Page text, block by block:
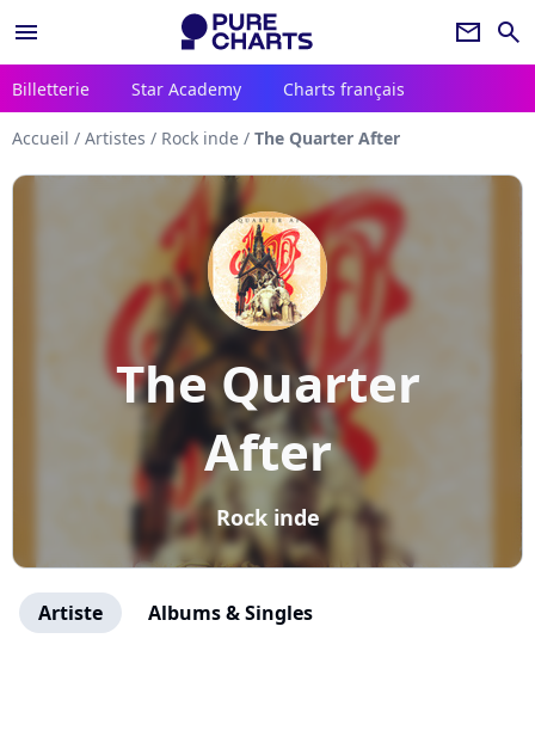
menu newsletter search
Billetterie Star Academy Charts français
Accueil / Artistes / Rock inde / The Quarter After
The Quarter
After
Rock inde
Artiste Albums & Singles